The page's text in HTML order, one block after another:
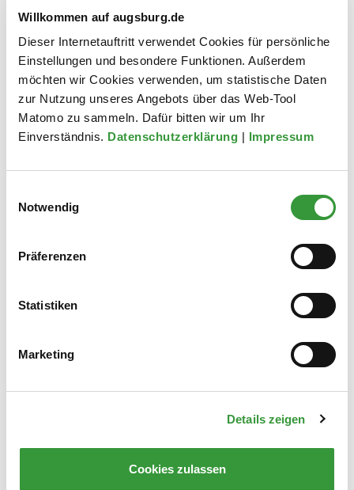
Willkommen auf augsburg.de
Dieser Internetauftritt verwendet Cookies für persönliche
Einstellungen und besondere Funktionen. Außerdem
möchten wir Cookies verwenden, um statistische Daten
zur Nutzung unseres Angebots über das Web-Tool
Matomo zu sammeln. Dafür bitten wir um Ihr
Einverständnis. Datenschutzerklärung | Impressum
Notwendig
Präferenzen
Statistiken
Marketing
Details zeigen
Cookies zulassen
Verletzte Tiere oder tote Tiere
Tote Tiere
Verletzte Tiere
Kontakt